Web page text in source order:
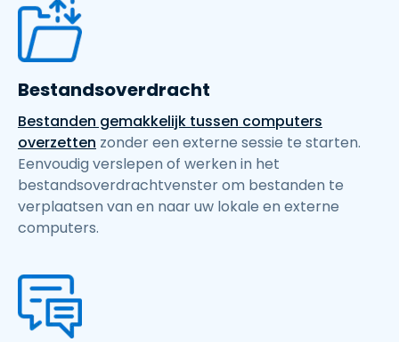
Bestandsoverdracht
Bestanden gemakkelijk tussen computers
overzetten zonder een externe sessie te starten.
Eenvoudig verslepen of werken in het
bestandsoverdrachtvenster om bestanden te
verplaatsen van en naar uw lokale en externe
computers.